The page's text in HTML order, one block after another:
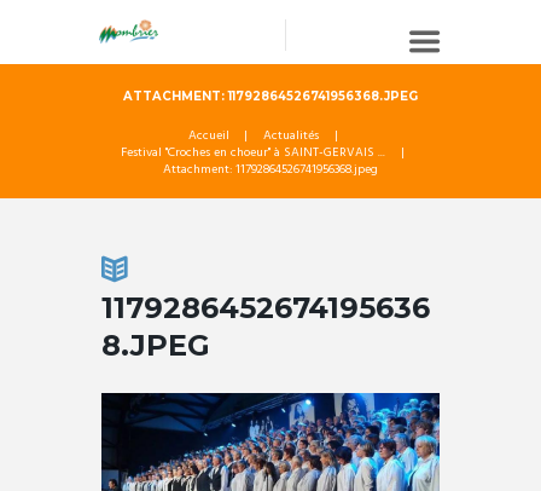
ATTACHMENT: 11792864526741956368.JPEG
Accueil
Actualités
Festival "Croches en choeur" à SAINT-GERVAIS ...
Attachment: 11792864526741956368.jpeg
1179286452674195636
8.JPEG